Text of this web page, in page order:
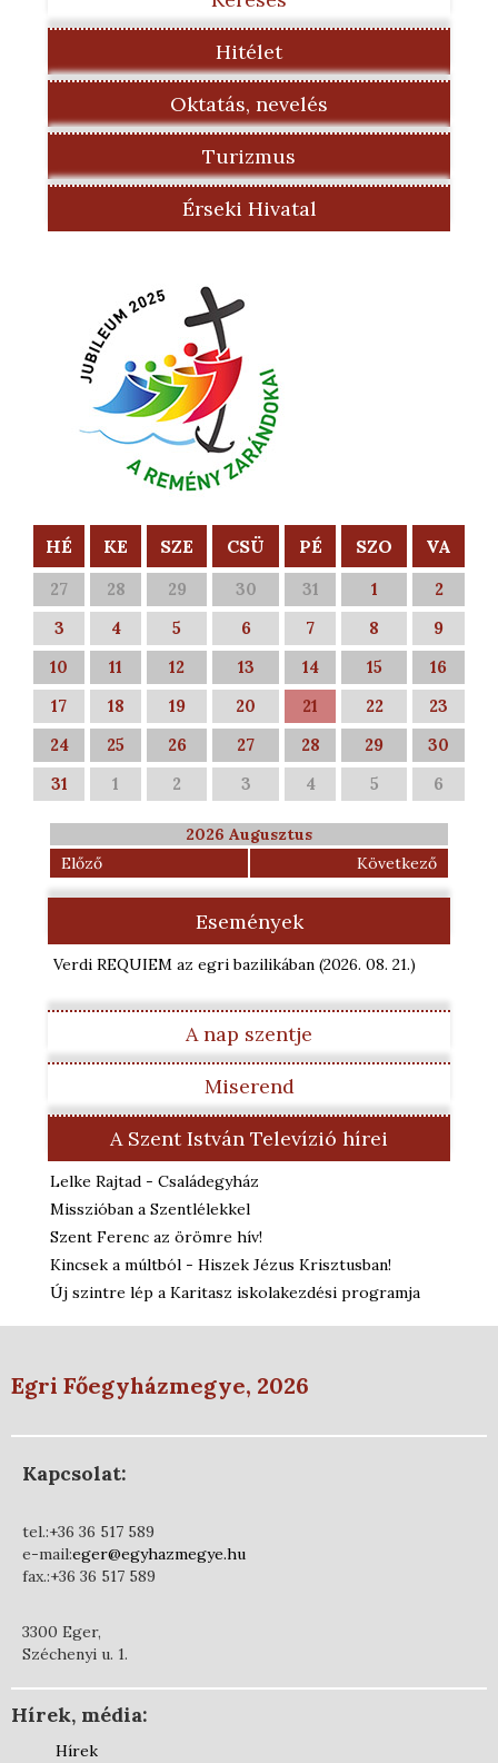
Hitélet
Oktatás, nevelés
Turizmus
Érseki Hivatal
HÉ KE SZE CSÜ PÉ SZO VA
27 28 29 30 31 1
2
3
4 5 6 7 8
9
10
11 12 13 14 15
16
17
18 19 20 21 22
23
24
25 26 27 28 29
30
31
1 2 3 4 5 6
2026 Augusztus
Előző
Következő
Események
Verdi REQUIEM az egri bazilikában (2026. 08. 21.)
A nap szentje
Miserend
A Szent István Televízió hírei
Lelke Rajtad - Családegyház
Misszióban a Szentlélekkel
Szent Ferenc az örömre hív!
Kincsek a múltból - Hiszek Jézus Krisztusban!
Új szintre lép a Karitasz iskolakezdési programja
Egri Főegyházmegye, 2026
Kapcsolat:
tel.:+36 36 517 589
e-mail:eger@egyhazmegye.hu
fax.:+36 36 517 589
3300 Eger,
Széchenyi u. 1.
Hírek, média:
Hírek